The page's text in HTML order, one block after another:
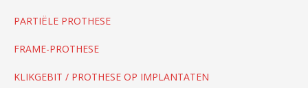
PARTIËLE PROTHESE
FRAME-PROTHESE
KLIKGEBIT / PROTHESE OP IMPLANTATEN